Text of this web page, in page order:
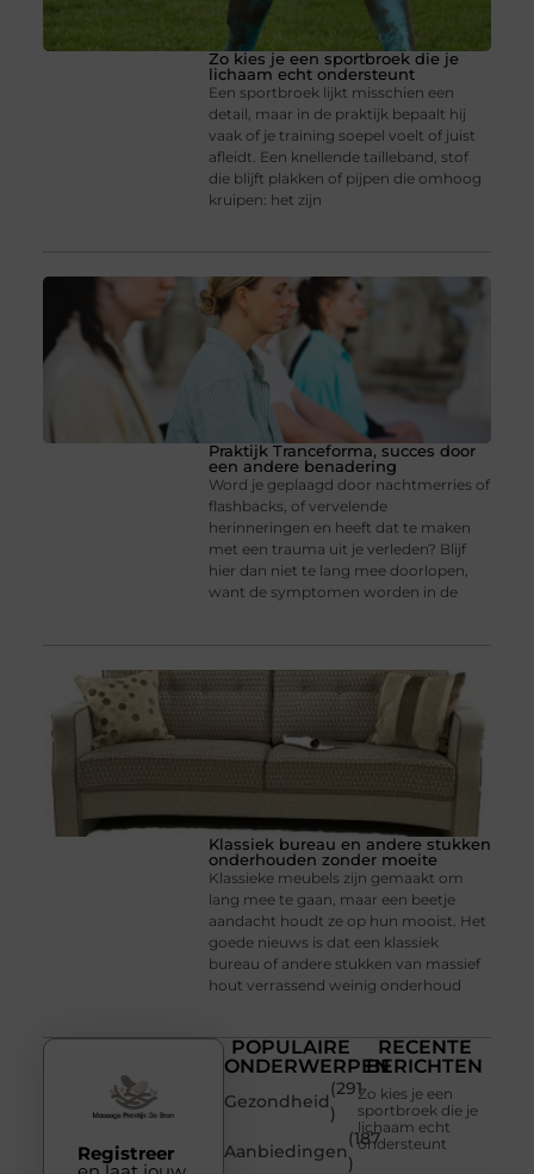
Zo kies je een sportbroek die je
lichaam echt ondersteunt
Een sportbroek lijkt misschien een
detail, maar in de praktijk bepaalt hij
vaak of je training soepel voelt of juist
afleidt. Een knellende tailleband, stof
die blijft plakken of pijpen die omhoog
kruipen: het zijn
Praktijk Tranceforma, succes door
een andere benadering
Word je geplaagd door nachtmerries of
flashbacks, of vervelende
herinneringen en heeft dat te maken
met een trauma uit je verleden? Blijf
hier dan niet te lang mee doorlopen,
want de symptomen worden in de
Klassiek bureau en andere stukken
onderhouden zonder moeite
Klassieke meubels zijn gemaakt om
lang mee te gaan, maar een beetje
aandacht houdt ze op hun mooist. Het
goede nieuws is dat een klassiek
bureau of andere stukken van massief
hout verrassend weinig onderhoud
POPULAIRE
ONDERWERPEN
Gezondheid
(291
)
Aanbiedingen
(187
)
RECENTE
BERICHTEN
Zo kies je een
sportbroek die je
lichaam echt
ondersteunt
Registreer